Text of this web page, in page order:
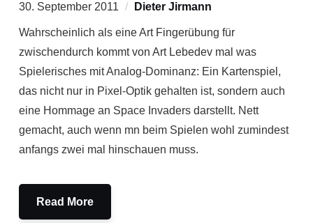
30. September 2011 Dieter Jirmann
Wahrscheinlich als eine Art Fingerübung für
zwischendurch kommt von Art Lebedev mal was
Spielerisches mit Analog-Dominanz: Ein Kartenspiel,
das nicht nur in Pixel-Optik gehalten ist, sondern auch
eine Hommage an Space Invaders darstellt. Nett
gemacht, auch wenn mn beim Spielen wohl zumindest
anfangs zwei mal hinschauen muss.
Read More